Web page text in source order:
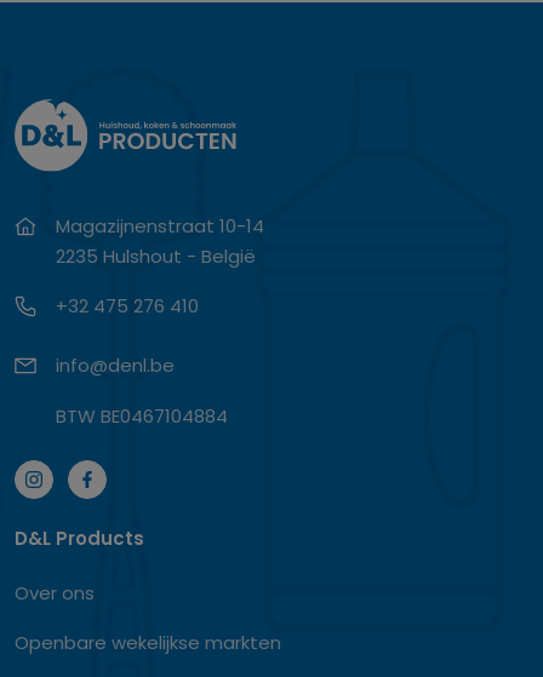
Magazijnenstraat 10-14
2235 Hulshout - België
+32 475 276 410
info@denl.be
BTW BE0467104884
D&L Products
Over ons
Openbare wekelijkse markten